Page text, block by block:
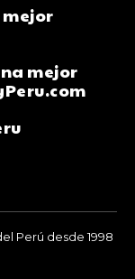
mejor
mejor
Perú desde 1998